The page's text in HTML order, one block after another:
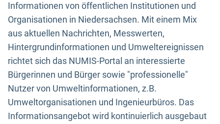
Informationen von öffentlichen Institutionen und
Organisationen in Niedersachsen. Mit einem Mix
aus aktuellen Nachrichten, Messwerten,
Hintergrundinformationen und Umweltereignissen
richtet sich das NUMIS-Portal an interessierte
Bürgerinnen und Bürger sowie "professionelle"
Nutzer von Umweltinformationen, z.B.
Umweltorganisationen und Ingenieurbüros. Das
Informationsangebot wird kontinuierlich ausgebaut